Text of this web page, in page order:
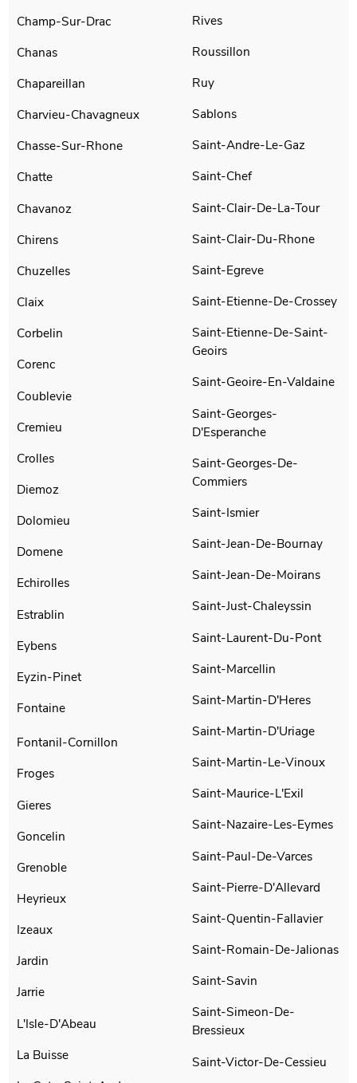
Champ-Sur-Drac
Chanas
Chapareillan
Charvieu-Chavagneux
Chasse-Sur-Rhone
Chatte
Chavanoz
Chirens
Chuzelles
Claix
Corbelin
Corenc
Coublevie
Cremieu
Crolles
Diemoz
Dolomieu
Domene
Echirolles
Estrablin
Eybens
Eyzin-Pinet
Fontaine
Fontanil-Cornillon
Froges
Gieres
Goncelin
Grenoble
Heyrieux
Izeaux
Jardin
Jarrie
L'Isle-D'Abeau
La Buisse
Rives
Roussillon
Ruy
Sablons
Saint-Andre-Le-Gaz
Saint-Chef
Saint-Clair-De-La-Tour
Saint-Clair-Du-Rhone
Saint-Egreve
Saint-Etienne-De-Crossey
Saint-Etienne-De-Saint-
Geoirs
Saint-Geoire-En-Valdaine
Saint-Georges-
D'Esperanche
Saint-Georges-De-
Commiers
Saint-Ismier
Saint-Jean-De-Bournay
Saint-Jean-De-Moirans
Saint-Just-Chaleyssin
Saint-Laurent-Du-Pont
Saint-Marcellin
Saint-Martin-D'Heres
Saint-Martin-D'Uriage
Saint-Martin-Le-Vinoux
Saint-Maurice-L'Exil
Saint-Nazaire-Les-Eymes
Saint-Paul-De-Varces
Saint-Pierre-D'Allevard
Saint-Quentin-Fallavier
Saint-Romain-De-Jalionas
Saint-Savin
Saint-Simeon-De-
Bressieux
Saint-Victor-De-Cessieu